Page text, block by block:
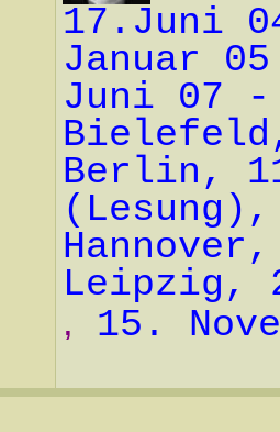
17.Juni
Januar
Juni 07
Berlin,
Leipzig,
, 15.